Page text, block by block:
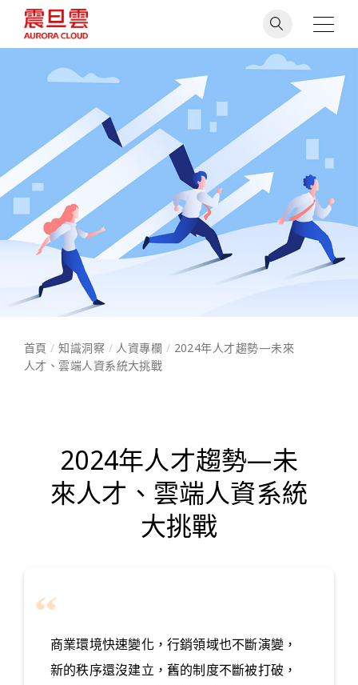
首頁/ 知識洞察 /人資專欄 / 2024年人才趨勢—未來
人才、雲端人資系統大挑戰
2024年人才趨勢—未
來人才、雲端人資系統
大挑戰
商業環境快速變化，行銷領域也不斷演變，
新的秩序還沒建立，舊的制度不斷被打破，